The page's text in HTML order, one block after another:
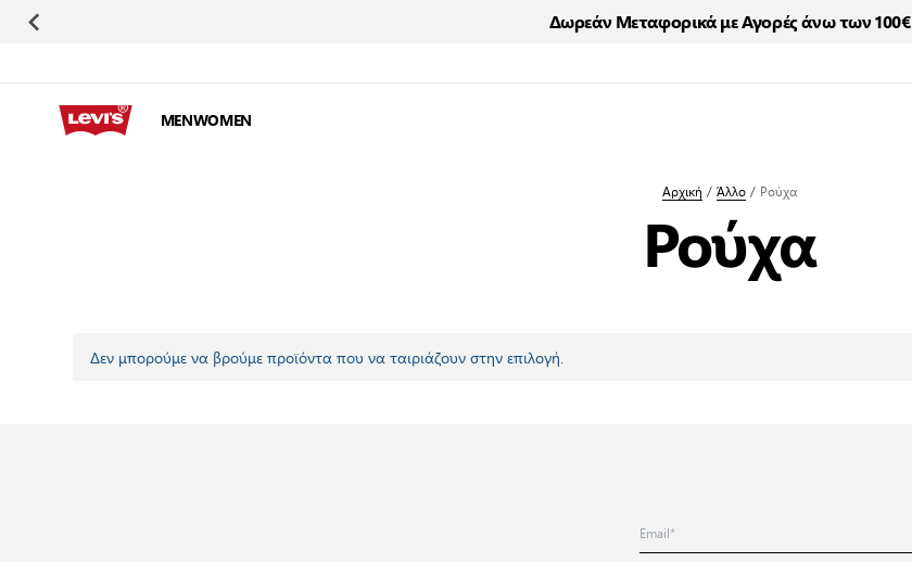
Δωρεάν Μεταφορικά με Αγορές άνω των 100€
MENWOMEN
Αρχική /Άλλο/ Ρούχα
Ρούχα
Δεν μπορούμε να βρούμε προϊόντα που να ταιριάζουν στην επιλογή.